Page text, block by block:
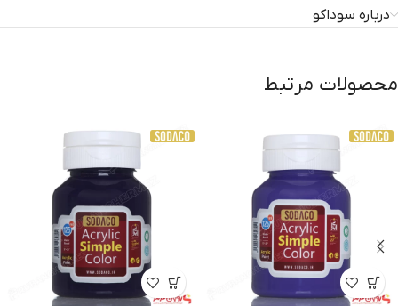
درباره سوداکو
محصولات مرتبط